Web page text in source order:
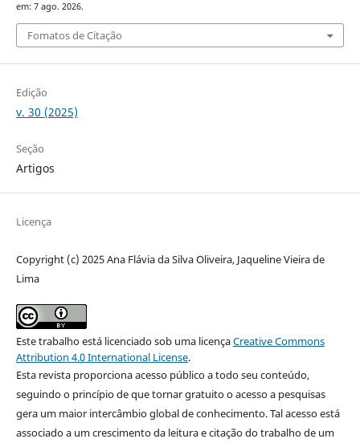
em: 7 ago. 2026.
Fomatos de Citação
Edição
v. 30 (2025)
Seção
Artigos
Licença
Copyright (c) 2025 Ana Flávia da Silva Oliveira, Jaqueline Vieira de
Lima
Este trabalho está licenciado sob uma licençaCreative Commons
Attribution 4.0 International License.
Esta revista proporciona acesso público a todo seu conteúdo,
seguindo o princípio de que tornar gratuito o acesso a pesquisas
gera um maior intercâmbio global de conhecimento. Tal acesso está
associado a um crescimento da leitura e citação do trabalho de um